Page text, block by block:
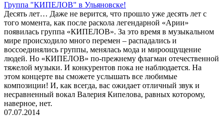
Группа "КИПЕЛОВ" в Ульяновске!
Десять лет… Даже не верится, что прошло уже десять лет с
того момента, как после раскола легендарной «Арии»
появилась группа «КИПЕЛОВ». За это время в музыкальном
мире происходило много перемен – распадались и
воссоединялись группы, менялась мода и мироощущение
людей. Но «КИПЕЛОВ» по-прежнему флагман отечественной
тяжелой музыки. И конкурентов пока не наблюдается. На
этом концерте вы сможете услышать все любимые
композиции! И, как всегда, вас ожидает отличный звук и
несравненный вокал Валерия Кипелова, равных которому,
наверное, нет.
07.07.2014